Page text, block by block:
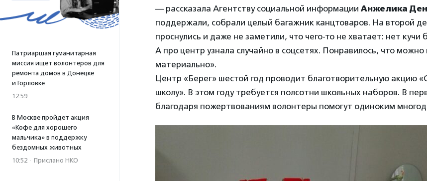
Патриаршая гуманитарная
миссия ищет волонтеров для
ремонта домов в Донецке
и Горловке
12:59
В Москве пройдет акция
«Кофе для хорошего
мальчика» в поддержку
бездомных животных
10:52 · Прислано НКО
— рассказала Агентству социальной информации Анжелика
поддержали, собрали целый багажник канцтоваров. На второй
проснулись и даже не заметили, что чего-то не хватает: нет кучи
А про центр узнала случайно в соцсетях. Понравилось, что можно
материально».
Центр «Берег» шестой год проводит благотворительную акцию
школу». В этом году требуется полсотни школьных наборов. В
благодаря пожертвованиям волонтеры помогут одиноким